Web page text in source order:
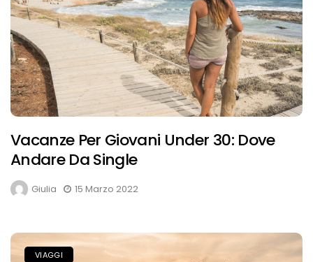
Vacanze Per Giovani Under 30: Dove
Andare Da Single
Giulia 15 Marzo 2022
VIAGGI